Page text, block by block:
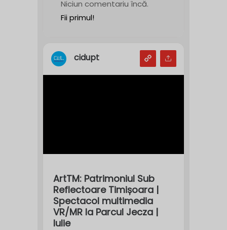
Niciun comentariu încă.
Fii primul!
cidupt
ArtTM: Patrimoniul Sub
Reflectoare Timișoara |
Spectacol multimedia
VR/MR la Parcul Jecza |
Iulie